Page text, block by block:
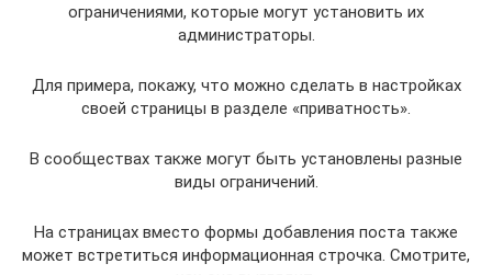
ограничениями, которые могут установить их
администраторы.
Для примера, покажу, что можно сделать в настройках
своей страницы в разделе «приватность».
В сообществах также могут быть установлены разные
виды ограничений.
На страницах вместо формы добавления поста также
может встретиться информационная строчка. Смотрите,